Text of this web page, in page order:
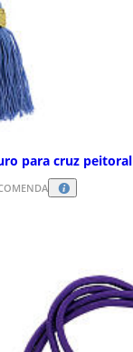
para cruz peitoral